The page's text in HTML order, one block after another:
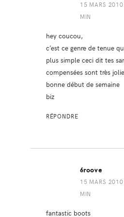
15 MARS
MIN
hey coucou,
c’est ce genre de tenue
plus simple ceci dit tes
compensées sont très
bonne début de semaine
biz
RÉPONDRE
6roove
15 MARS
MIN
fantastic boots